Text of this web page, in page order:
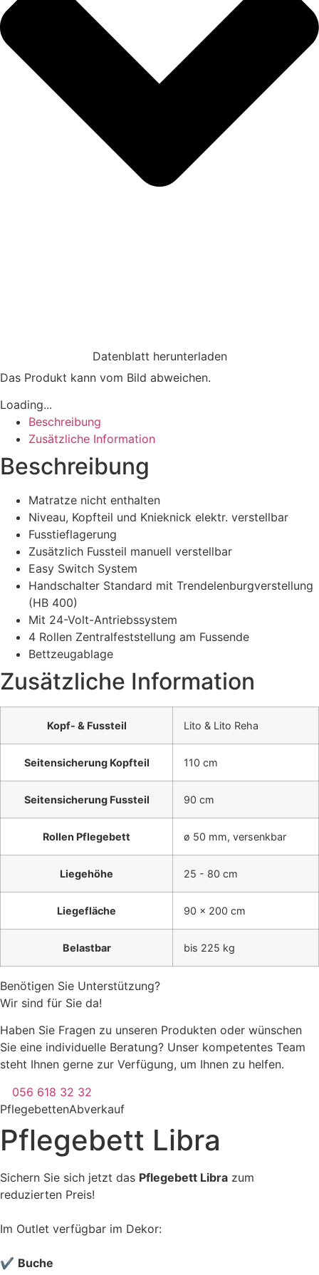
Datenblatt herunterladen
Das Produkt kann vom Bild abweichen.
Loading...
Beschreibung
Zusätzliche Information
Beschreibung
Matratze nicht enthalten
Niveau, Kopfteil und Knieknick elektr. verstellbar
Fusstieflagerung
Zusätzlich Fussteil manuell verstellbar
Easy Switch System
Handschalter Standard mit Trendelenburgverstellung
(HB 400)
Mit 24-Volt-Antriebssystem
4 Rollen Zentralfeststellung am Fussende
Bettzeugablage
Zusätzliche Information
Kopf- & Fussteil Lito & Lito Reha
Seitensicherung Kopfteil 110 cm
Seitensicherung Fussteil 90 cm
Rollen Pflegebett ø 50 mm, versenkbar
Liegehöhe 25 - 80 cm
Liegefläche 90 x 200 cm
Belastbar bis 225 kg
Benötigen Sie Unterstützung?
Wir sind für Sie da!
Haben Sie Fragen zu unseren Produkten oder wünschen
Sie eine individuelle Beratung? Unser kompetentes Team
steht Ihnen gerne zur Verfügung, um Ihnen zu helfen.
056 618 32 32
PflegebettenAbverkauf
Pflegebett Libra
Sichern Sie sich jetzt das Pflegebett Libra zum
reduzierten Preis!
Im Outlet verfügbar im Dekor:
✔ Buche